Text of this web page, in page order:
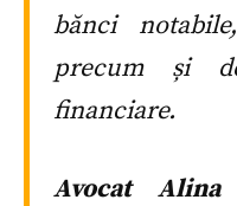
bănci
precum și
financiare.
Avocat Alina